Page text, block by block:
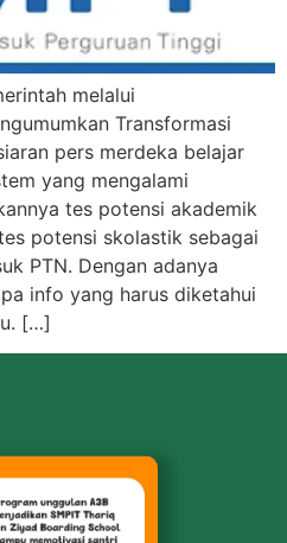
melalui
Transformasi
pers merdeka belajar
yang mengalami
tes potensi akademik
potensi skolastik sebagai
PTN. Dengan adanya
info yang harus diketahui
[…]